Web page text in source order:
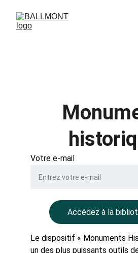
Votre e-mail
Accédez à la
Le dispositif « Monuments
un des plus puissants outils